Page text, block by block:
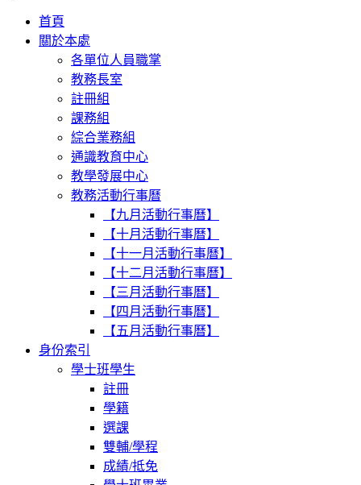
首頁
關於本處
各單位人員職掌
教務長室
註冊組
課務組
綜合業務組
通識教育中心
教學發展中心
教務活動行事曆
【九月活動行事曆】
【十月活動行事曆】
【十一月活動行事曆】
【十二月活動行事曆】
【三月活動行事曆】
【四月活動行事曆】
【五月活動行事曆】
身份索引
學士班學生
註冊
學籍
選課
雙輔/學程
成績/抵免